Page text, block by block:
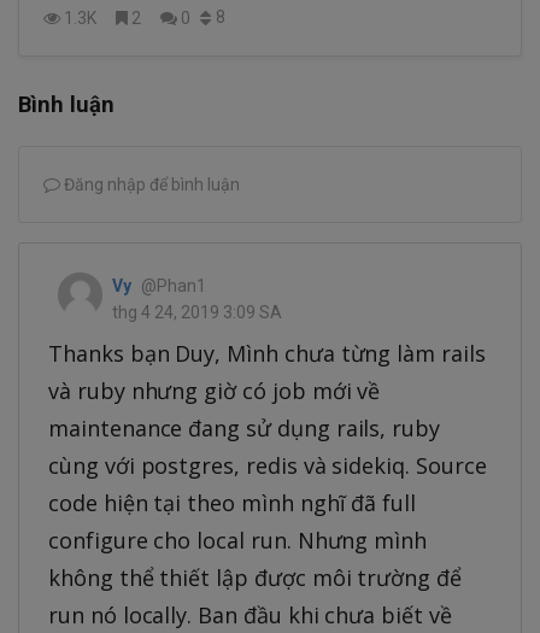
1.3K 2 0 8
Bình luận
Đăng nhập để bình luận
Vy @Phan1
thg 4 24, 2019 3:09 SA
Thanks bạn Duy, Mình chưa từng làm rails
và ruby nhưng giờ có job mới về
maintenance đang sử dụng rails, ruby
cùng với postgres, redis và sidekiq. Source
code hiện tại theo mình nghĩ đã full
configure cho local run. Nhưng mình
không thể thiết lập được môi trường để
run nó locally. Ban đầu khi chưa biết về